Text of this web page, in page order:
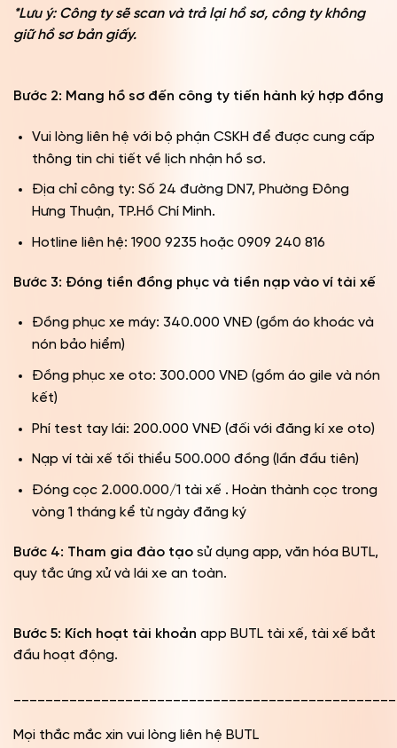
*Lưu ý: Công ty sẽ scan và trả lại hồ sơ, công ty không
giữ hồ sơ bản giấy.
Bước 2: Mang hồ sơ đến công ty tiến hành ký hợp đồng
Vui lòng liên hệ với bộ phận CSKH để được cung cấp
thông tin chi tiết về lịch nhận hồ sơ.
Địa chỉ công ty: Số 24 đường DN7, Phường Đông
Hưng Thuận, TP.Hồ Chí Minh.
Hotline liên hệ: 1900 9235 hoặc 0909 240 816
Bước 3: Đóng tiền đồng phục và tiền nạp vào ví tài xế
Đồng phục xe máy: 340.000 VNĐ (gồm áo khoác và
nón bảo hiểm)
Đồng phục xe oto: 300.000 VNĐ (gồm áo gile và nón
kết)
Phí test tay lái: 200.000 VNĐ (đối với đăng kí xe oto)
Nạp ví tài xế tối thiểu 500.000 đồng (lần đầu tiên)
Đóng cọc 2.000.000/1 tài xế . Hoàn thành cọc trong
vòng 1 tháng kể từ ngày đăng ký
Bước 4: Tham gia đào tạo sử dụng app, văn hóa BUTL,
quy tắc ứng xử và lái xe an toàn.
Bước 5: Kích hoạt tài khoản app BUTL tài xế, tài xế bắt
đầu hoạt động.
Mọi thắc mắc xin vui lòng liên hệ BUTL